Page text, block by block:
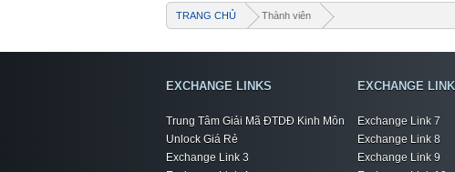
TRANG CHỦ Thành viên
EXCHANGE LINKS
Trung Tâm Giải Mã ĐTDĐ Kinh Môn
Unlock Giá Rẻ
Exchange Link 3
EXCHANGE
Exchange Link 7
Exchange Link 8
Exchange Link 9